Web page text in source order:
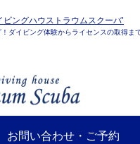
ングハウストラウムスクーバ'
ダイビング体験からライセンスの取得ま
お問い合わせ・ご予約